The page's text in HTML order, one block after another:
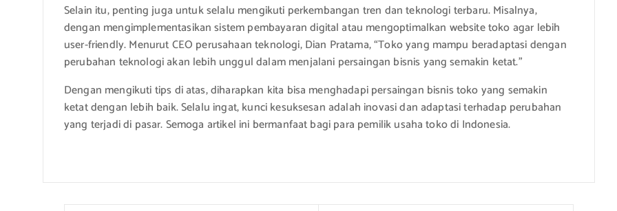
Selain itu, penting juga untuk selalu mengikuti perkembangan tren dan teknologi terbaru. Misalnya,
dengan mengimplementasikan sistem pembayaran digital atau mengoptimalkan website toko agar lebih
user-friendly. Menurut CEO perusahaan teknologi, Dian Pratama, “Toko yang mampu beradaptasi dengan
perubahan teknologi akan lebih unggul dalam menjalani persaingan bisnis yang semakin ketat.”
Dengan mengikuti tips di atas, diharapkan kita bisa menghadapi persaingan bisnis toko yang semakin
ketat dengan lebih baik. Selalu ingat, kunci kesuksesan adalah inovasi dan adaptasi terhadap perubahan
yang terjadi di pasar. Semoga artikel ini bermanfaat bagi para pemilik usaha toko di Indonesia.